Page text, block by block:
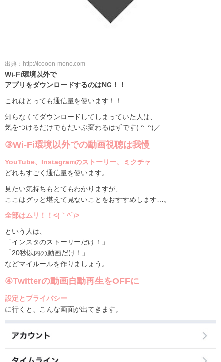
出典：http://icooon-mono.com
Wi-Fi環境以外で
アプリをダウンロードするのはNG！！
これはとっても通信量を使います！！
知らなくてダウンロードしてしまっていた人は、
気をつけるだけでもだいぶ変わるはずです( ^_^)／
③Wi-Fi環境以外での動画視聴は我慢
YouTube、Instagramのストーリー、ミクチャ
どれもすごく通信量を使います。
見たい気持ちもとてもわかりますが、
ここはグッと堪えて見ないことをおすすめします…。
全部はムリ！！<(｀^´)>
という人は、
「インスタのストーリーだけ！」
「20秒以内の動画だけ！」
などマイルールを作りましょう。
④Twitterの動画自動再生をOFFに
設定とプライバシー
に行くと、こんな画面が出てきます。